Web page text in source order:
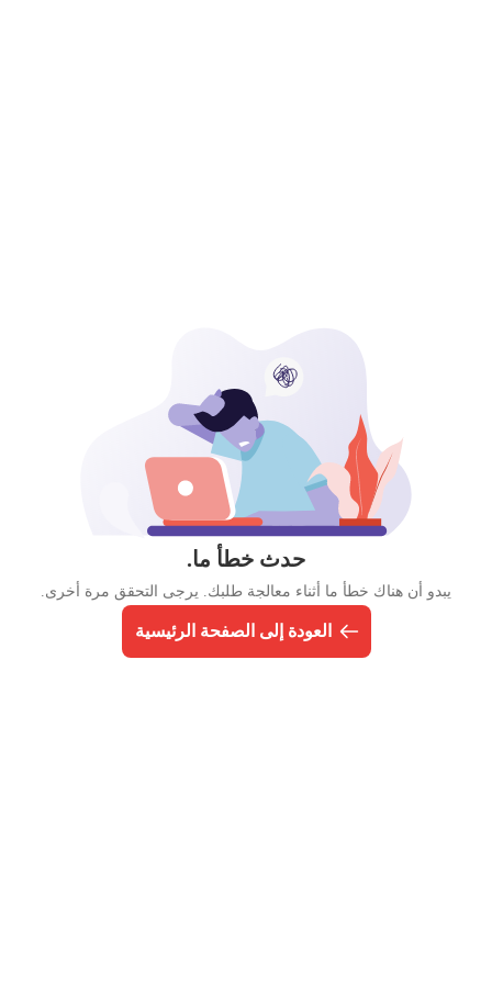
حدث خطأ ما.
يبدو أن هناك خطأ ما أثناء معالجة طلبك. يرجى التحقق مرة أخرى.
العودة إلى الصفحة الرئيسية